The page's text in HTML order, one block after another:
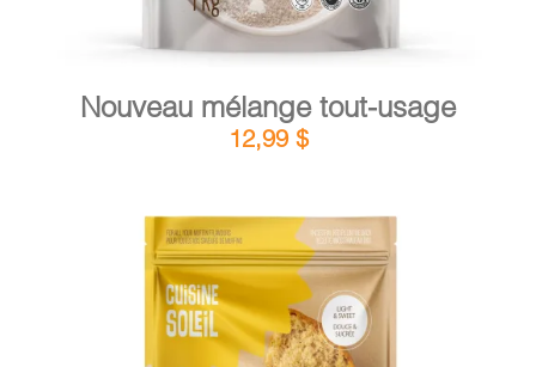
Nouveau mélange tout-usage
12,99 $